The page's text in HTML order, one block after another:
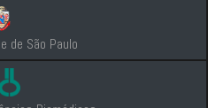
de São Paulo